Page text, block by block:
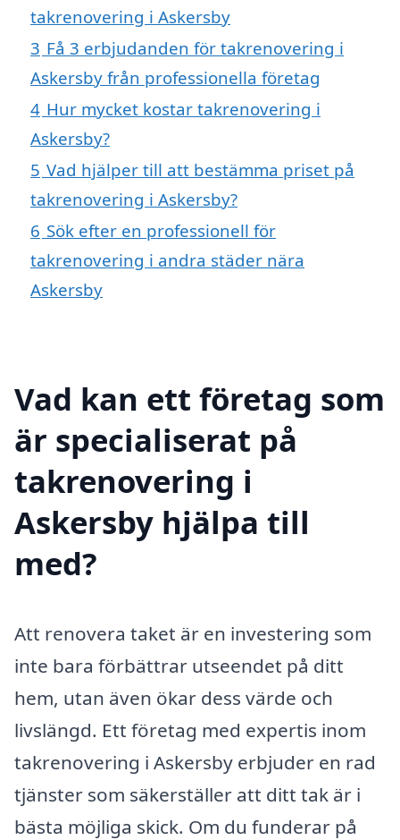
takrenovering i Askersby
3 Få 3 erbjudanden för takrenovering i
Askersby från professionella företag
4 Hur mycket kostar takrenovering i
Askersby?
5 Vad hjälper till att bestämma priset på
takrenovering i Askersby?
6 Sök efter en professionell för
takrenovering i andra städer nära
Askersby
Vad kan ett företag som
är specialiserat på
takrenovering i
Askersby hjälpa till
med?
Att renovera taket är en investering som
inte bara förbättrar utseendet på ditt
hem, utan även ökar dess värde och
livslängd. Ett företag med expertis inom
takrenovering i Askersby erbjuder en rad
tjänster som säkerställer att ditt tak är i
bästa möjliga skick. Om du funderar på